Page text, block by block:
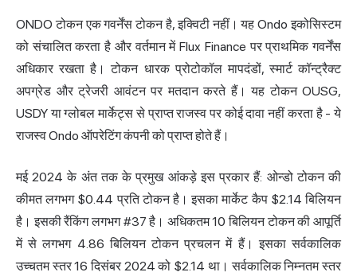
ONDO टोकन एक गवर्नेंस टोकन है, इक्विटी नहीं। यह Ondo इकोसिस्टम
को संचालित करता है और वर्तमान में Flux Finance पर प्राथमिक गवर्नेंस
अधिकार रखता है। टोकन धारक प्रोटोकॉल मापदंडों, स्मार्ट कॉन्ट्रैक्ट
अपग्रेड और ट्रेजरी आवंटन पर मतदान करते हैं। यह टोकन OUSG,
USDY या ग्लोबल मार्केट्स से प्राप्त राजस्व पर कोई दावा नहीं करता है - ये
राजस्व Ondo ऑपरेटिंग कंपनी को प्राप्त होते हैं।
मई 2024 के अंत तक के प्रमुख आंकड़े इस प्रकार हैं: ओन्डो टोकन की
कीमत लगभग $0.44 प्रति टोकन है। इसका मार्केट कैप $2.14 बिलियन
है। इसकी रैंकिंग लगभग #37 है। अधिकतम 10 बिलियन टोकन की आपूर्ति
में से लगभग 4.86 बिलियन टोकन प्रचलन में हैं। इसका सर्वकालिक
उच्चतम स्तर 16 दिसंबर 2024 को $2.14 था। सर्वकालिक निम्नतम स्तर